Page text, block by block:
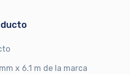
x 6.1 m de la marca